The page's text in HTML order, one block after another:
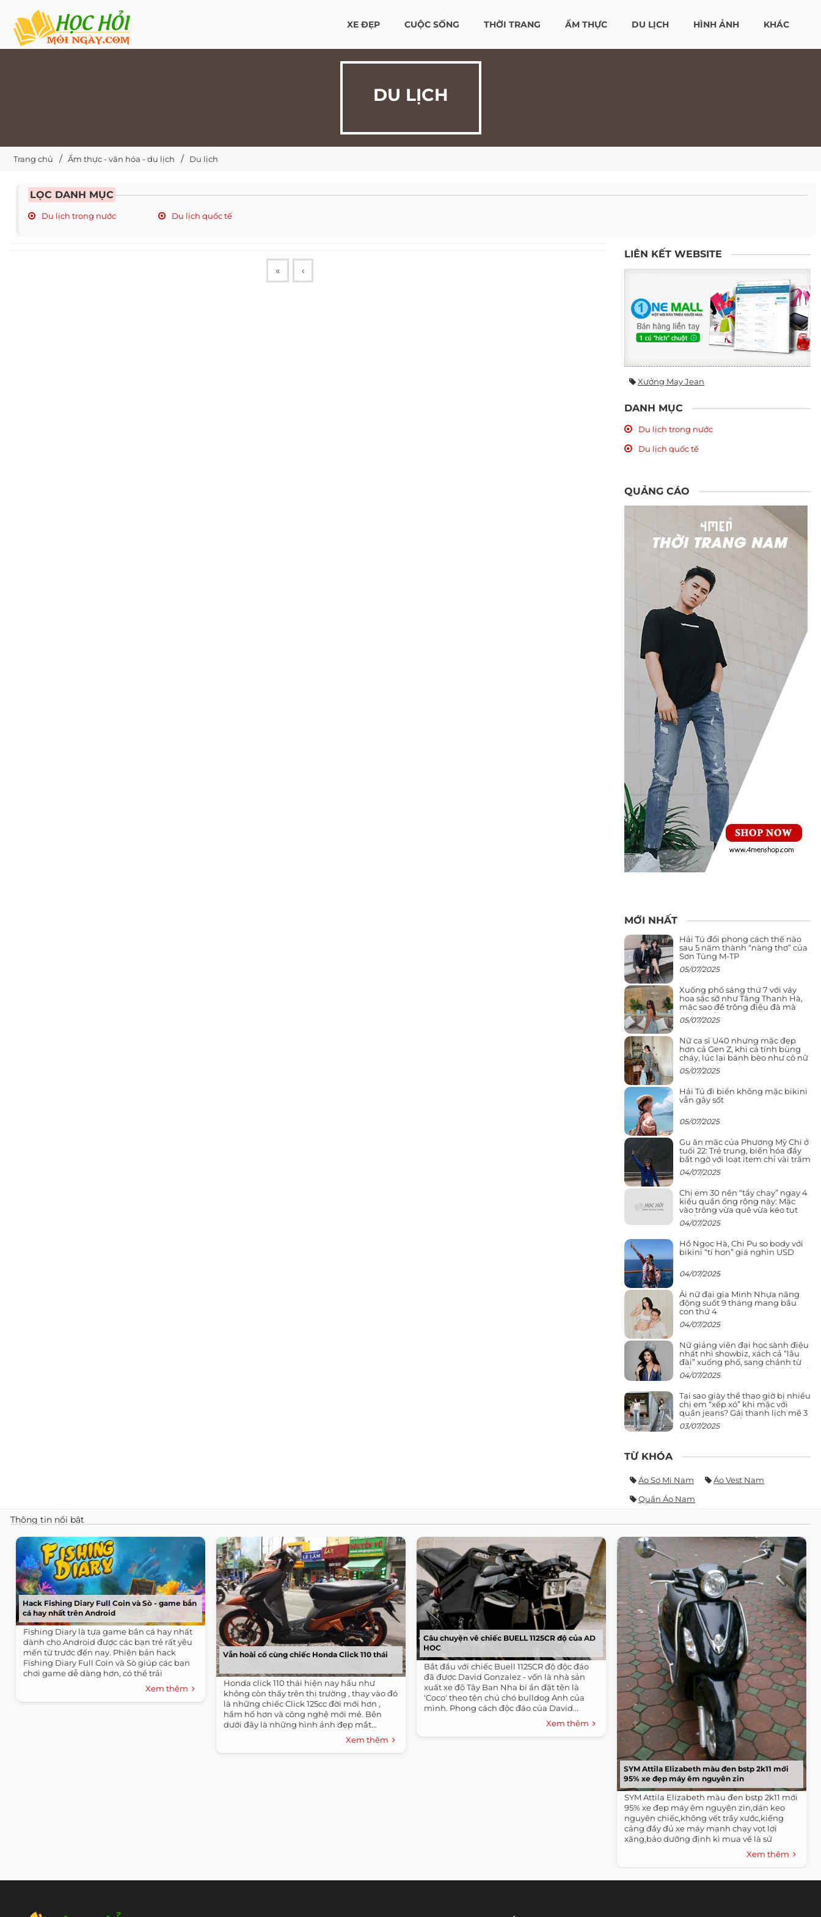
XE ĐẸP CUỘC SỐNG THỜI TRANG ẨM THỰC DU LỊCH HÌNH ẢNH KHÁC
DU LỊCH
Trang chủ Ẩm thực - văn hóa - du lịch Du lịch
LỌC DANH MỤC
Du lịch trong nước Du lịch quốc tế
« ‹
LIÊN KẾT WEBSITE
Xưởng May Jean
DANH MỤC
Du lịch trong nước
Du lịch quốc tế
QUẢNG CÁO
MỚI NHẤT
Hải Tú đổi phong cách thế nào
sau 5 năm thành “nàng thơ” của
Sơn Tùng M-TP
05/07/2025
Xuống phố sáng thứ 7 với váy
hoa sặc sỡ như Tăng Thanh Hà,
mặc sao để trông điệu đà mà
không sến
05/07/2025
Nữ ca sĩ U40 nhưng mặc đẹp
hơn cả Gen Z, khi cá tính bùng
cháy, lúc lại bánh bèo như cô nữ
chính ngôn tình
05/07/2025
Hải Tú đi biển không mặc bikini
vẫn gây sốt
05/07/2025
Gu ăn mặc của Phương Mỹ Chi ở
tuổi 22: Trẻ trung, biến hóa đầy
bất ngờ với loạt item chỉ vài trăm
nghìn đã mua được
04/07/2025
Chị em 30 nên “tẩy chay” ngay 4
kiểu quần ống rộng này: Mặc
vào trông vừa quê vừa kéo tụt
chiều cao
04/07/2025
Hồ Ngọc Hà, Chi Pu so body với
bikini “tí hon” giá nghìn USD
04/07/2025
Ái nữ đại gia Minh Nhựa năng
động suốt 9 tháng mang bầu
con thứ 4
04/07/2025
Nữ giảng viên đại học sành điệu
nhất nhì showbiz, xách cả “lâu
đài” xuống phố, sang chảnh từ
giảng đường ra phố khó ai đọ lại
04/07/2025
Tại sao giày thể thao giờ bị nhiều
chị em “xếp xó” khi mặc với
quần jeans? Gái thanh lịch mê 3
kiểu này hơn hẳn
03/07/2025
TỪ KHÓA
Áo Sơ Mi Nam
Áo Vest Nam
Quần Áo Nam
Thông tin nổi bật
Hack Fishing Diary Full Coin và Sò - game bắn
cá hay nhất trên Android
Fishing Diary là tựa game bắn cá hay nhất
dành cho Android được các bạn trẻ rất yêu
mến từ trước đến nay. Phiên bản hack
Fishing Diary Full Coin và Sò giúp các bạn
chơi game dễ dàng hơn, có thể trải
Xem thêm
Vẫn hoài cổ cùng chiếc Honda Click 110 thái
Honda click 110 thái hiện nay hầu như
không còn thấy trên thị trường , thay vào đó
là những chiếc Click 125cc đời mới hơn ,
hầm hố hơn và công nghệ mới mẻ. Bên
dưới đây là những hình ảnh đẹp mắt...
Xem thêm
Câu chuyện vê chiếc BUELL 1125CR độ của AD
HOC
Bắt đầu với chiếc Buell 1125CR độ độc đáo
đã được David Gonzalez - vốn là nhà sản
xuất xe độ Tây Ban Nha bí ẩn đặt tên là
'Coco' theo tên chú chó bulldog Anh của
mình. Phong cách độc đáo của David...
Xem thêm
SYM Attila Elizabeth màu đen bstp 2k11 mới
95% xe đẹp máy êm nguyên zin
SYM Attila Elizabeth màu đen bstp 2k11 mới
95% xe đẹp máy êm nguyên zin,dán keo
nguyên chiếc,không vết trầy xước,kiếng
cảng đầy đủ xe máy mạnh chạy vọt lợi
xăng,bảo dưỡng định kì mua về là sử
Xem thêm